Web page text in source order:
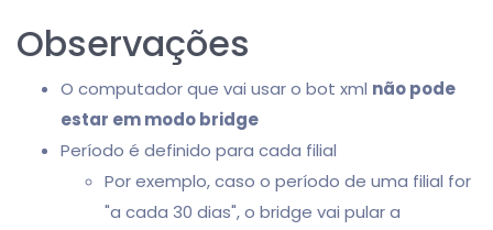
Observações
O computador que vai usar o bot xml não pode
estar em modo bridge
Período é definido para cada filial
Por exemplo, caso o período de uma filial for
"a cada 30 dias", o bridge vai pular a